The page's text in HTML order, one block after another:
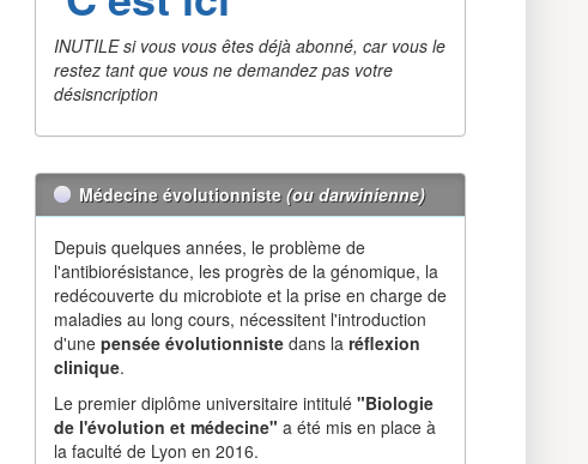
INUTILE si vous vous êtes déjà abonné, car vous le
restez tant que vous ne demandez pas votre
désisncription
Médecine évolutionniste (ou darwinienne)
Depuis quelques années, le problème de
l'antibiorésistance, les progrès de la génomique, la
redécouverte du microbiote et la prise en charge de
maladies au long cours, nécessitent l'introduction
d'une pensée évolutionniste dans la réflexion
clinique.
Le premier diplôme universitaire intitulé "Biologie
de l'évolution et médecine" a été mis en place à
la faculté de Lyon en 2016.